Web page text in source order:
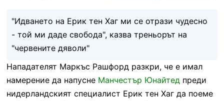
"Идването на Ерик тен Хаг ми се отрази чудесно
- той ми даде свобода", казва треньорът на
"червените дяволи"
Нападателят Маркъс Рашфорд разкри, че е имал
намерение да напусне Манчестър Юнайтедпреди
нидерландският специалист Ерик тен Хаг да поеме